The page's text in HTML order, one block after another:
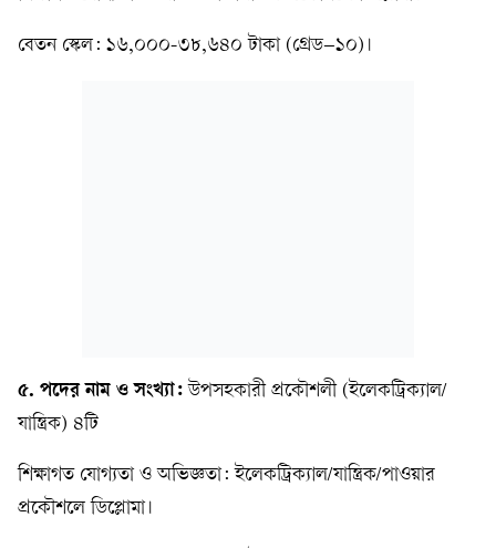
বেতন স্কেল: ১৬,০০০-৩৮,৬৪০ টাকা (গ্রেড–১০)।
৫. পদের নাম ও সংখ্যা: উপসহকারী প্রকৌশলী (ইলেকট্রিক্যাল/
যান্ত্রিক) ৪টি
শিক্ষাগত যোগ্যতা ও অভিজ্ঞতা: ইলেকট্রিক্যাল/যান্ত্রিক/পাওয়ার
প্রকৌশলে ডিপ্লোমা।